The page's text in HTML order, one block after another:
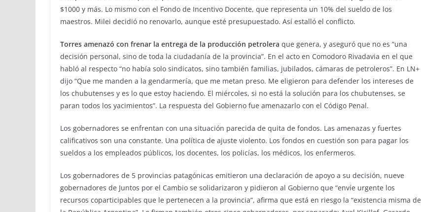
$1000 y más. Lo mismo con el Fondo de Incentivo Docente, que representa un 10% del sueldo de los
maestros. Milei decidió no renovarlo, aunque esté presupuestado. Así estalló el conflicto.
Torres amenazó con frenar la entrega de la producción petrolera que genera, y aseguró que no es “una
decisión personal, sino de toda la ciudadanía de la provincia”. En el acto en Comodoro Rivadavia en el que
habló al respecto “no había solo sindicatos, sino también familias, jubilados, cámaras de petroleros”. En LN+
dijo “Que me manden a la gendarmería, que me metan preso. Me eligieron para defender los intereses de
los chubutenses y es lo que estoy haciendo. El miércoles, si no está la solución para los chubutenses, se
paran todos los yacimientos”. La respuesta del Gobierno fue amenazarlo con el Código Penal.
Los gobernadores se enfrentan con una situación parecida de quita de fondos. Las amenazas y fuertes
calificativos son una constante. Una política de ajuste violento. Los fondos en cuestión son para pagar los
sueldos a los empleados públicos, los docentes, los policías, los médicos, los enfermeros.
Los gobernadores de 5 provincias patagónicas emitieron una declaración de apoyo a su decisión, nueve
gobernadores de Juntos por el Cambio se solidarizaron y pidieron al Gobierno que “envíe urgente los
recursos coparticipables que le pertenecen a la provincia”, afirma que está en riesgo la “existencia misma de